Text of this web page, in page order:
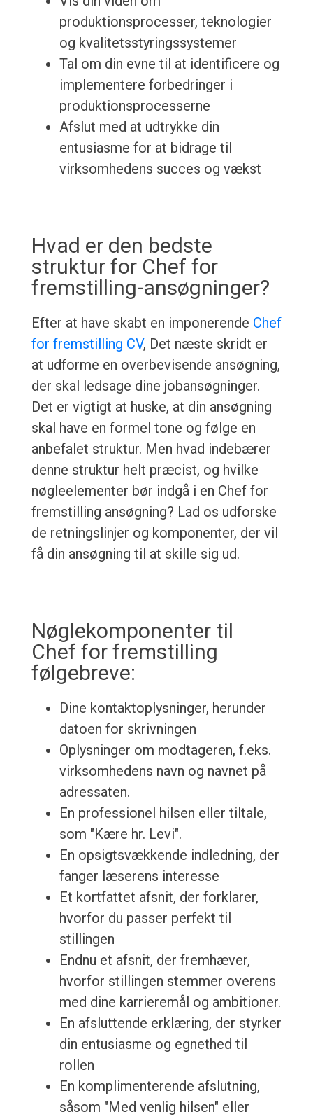
produktionsprocesser, teknologier
og kvalitetsstyringssystemer
Tal om din evne til at identificere og
implementere forbedringer i
produktionsprocesserne
Afslut med at udtrykke din
entusiasme for at bidrage til
virksomhedens succes og vækst
Hvad er den bedste
struktur for Chef for
fremstilling-ansøgninger?
Efter at have skabt en imponerende Chef
for fremstilling CV, Det næste skridt er
at udforme en overbevisende ansøgning,
der skal ledsage dine jobansøgninger.
Det er vigtigt at huske, at din ansøgning
skal have en formel tone og følge en
anbefalet struktur. Men hvad indebærer
denne struktur helt præcist, og hvilke
nøgleelementer bør indgå i en Chef for
fremstilling ansøgning? Lad os udforske
de retningslinjer og komponenter, der vil
få din ansøgning til at skille sig ud.
Nøglekomponenter til
Chef for fremstilling
følgebreve:
Dine kontaktoplysninger, herunder
datoen for skrivningen
Oplysninger om modtageren, f.eks.
virksomhedens navn og navnet på
adressaten.
En professionel hilsen eller tiltale,
som "Kære hr. Levi".
En opsigtsvækkende indledning, der
fanger læserens interesse
Et kortfattet afsnit, der forklarer,
hvorfor du passer perfekt til
stillingen
Endnu et afsnit, der fremhæver,
hvorfor stillingen stemmer overens
med dine karrieremål og ambitioner.
En afsluttende erklæring, der styrker
din entusiasme og egnethed til
rollen
En komplimenterende afslutning,
såsom "Med venlig hilsen" eller